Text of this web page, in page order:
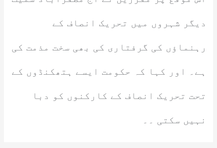
دیگر شہروں میں تحریک انصاف کے
رہنماؤں کی گرفتاری کی بھی سخت مذمت کی
ہے۔ اور کہا کہ حکومت ایسے ہتھکنڈوں کے
تحت تحریک انصاف کے کارکنوں کو دبا
نہیں سکتی ۔۔